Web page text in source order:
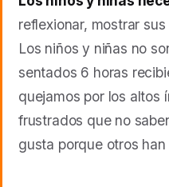
reflexionar, mostrar
Los niños y niñas no
sentados 6 horas
quejamos por los altos
frustrados que no
gusta porque otros